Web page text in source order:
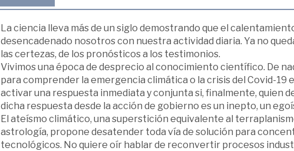
La ciencia lleva más de un siglo demostrando que el
desencadenado nosotros con nuestra actividad diaria. Ya no
las certezas, de los pronósticos a los testimonios.
Vivimos una época de desprecio al conocimiento científico. De
para comprender la emergencia climática o la crisis del Covid-19
activar una respuesta inmediata y conjunta si, finalmente, quien
dicha respuesta desde la acción de gobierno es un inepto, un
El ateísmo climático, una superstición equivalente al
astrología, propone desatender toda vía de solución para
tecnológicos. No quiere oír hablar de reconvertir procesos